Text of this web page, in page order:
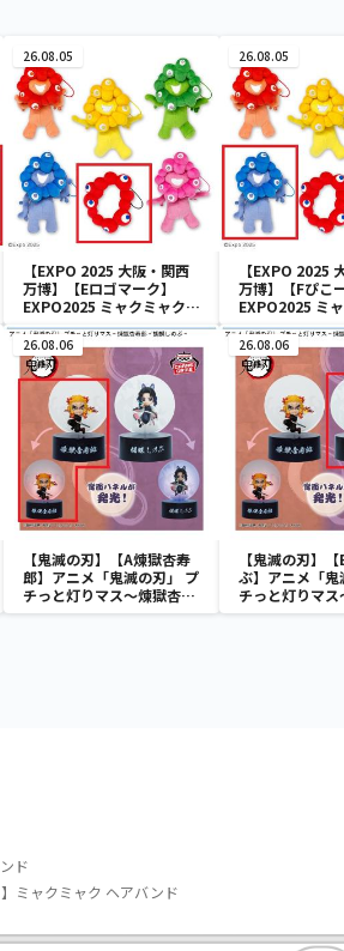
26.08.05
【EXPO 2025 大阪・関西
万博】【Eロゴマーク】
EXPO2025 ミャクミャク
カラフルゴム紐付きぬいぐ
るみ
26.08.05
【EXPO 2025
万博】【Fぴこ
EXPO2025 ミ
カラフルゴム紐
るみ
26.08.06
【鬼滅の刃】【A煉獄杏寿
郎】アニメ「鬼滅の刃」 プ
チっと灯りマス～煉獄杏寿
郎・胡蝶しのぶ～
26.08.06
【鬼滅の刃】
ぶ】アニメ「鬼
チっと灯りマ
郎・胡蝶しのぶ
ド
ミャクミャク ヘアバンド